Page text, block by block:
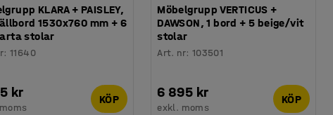
KLARA + PAISLEY,
1530x760 mm + 6
stolar
:11640
kr KÖP
Möbelgrupp VERTICUS +
DAWSON, 1 bord + 5 beige/vit
stolar
Art. nr: 103501
6 895 kr
exkl. moms
KÖP